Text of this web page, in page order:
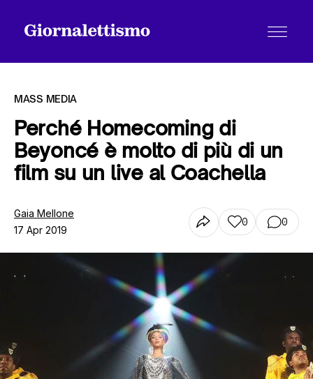
Tutti gli articoli
Chi siamo
MASS MEDIA
Perché Homecoming di
Beyoncé è molto di più di un
film su un live al Coachella
Gaia Mellone
17 Apr 2019
0 0